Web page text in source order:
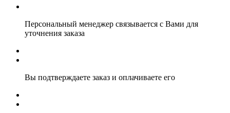
Персональный менеджер связывается с Вами для
уточнения заказа
Вы подтверждаете заказ и оплачиваете его